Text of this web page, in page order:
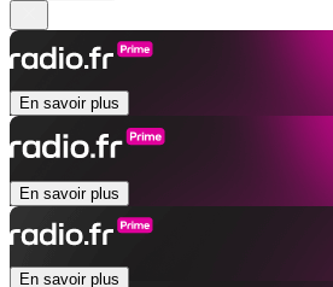
En savoir plus
En savoir plus
En savoir plus